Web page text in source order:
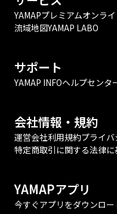
YAMAPプレミアムオンラ
流域地図YAMAP LABO
サポート
YAMAP INFOヘルプセンタ
会社情報・規約
運営会社利用規約プライ
特定商取引に関する法律
YAMAPアプリ
今すぐアプリをダウンロー